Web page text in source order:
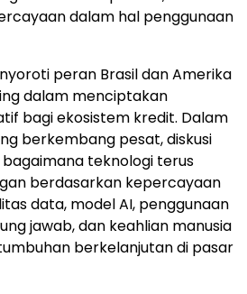
dalam hal penggunaan
peran Brasil dan Amerika
dalam menciptakan
bagi ekosistem kredit. Dalam
berkembang pesat, diskusi
teknologi terus
berdasarkan kepercayaan
data, model AI, penggunaan
jawab, dan keahlian manusia
berkelanjutan di pasar